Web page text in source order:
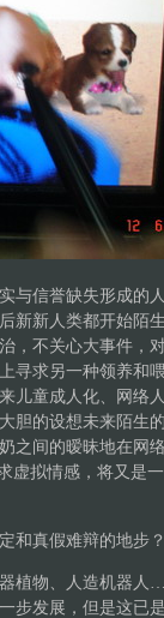
与信誉缺失形成的
新新人类都开始陌
，不关心大事件，
寻求另一种领养和
儿童成人化、网络
胆的设想未来陌生
之间的暧昧地在网
虚拟情感，将又是
和真假难辩的地步
植物、人造机器
步发展，但是这已